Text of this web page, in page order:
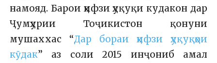
намояд. Барои ҳифзи ҳуқуқи кудакон дар
Ҷумҳурии Тоҷикистон қонуни
мушаххас “Дар бораи ҳифзи ҳуқуқҳои
кӯдак” аз соли 2015 инҷониб амал